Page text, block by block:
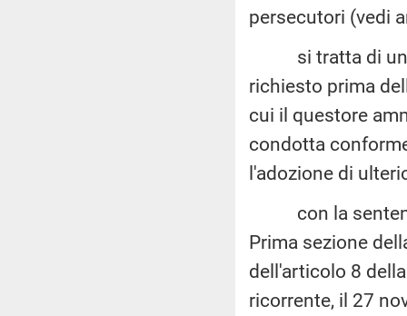
persecutori (vedi
si tratta di un
richiesto prima
cui il questore
condotta
l'adozione di
con la
Prima sezione
dell'articolo 8
ricorrente, il 27